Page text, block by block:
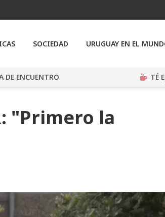
SOCIEDAD URUGUAY EN EL
DE ENCUENTRO TÉ
"Primero la